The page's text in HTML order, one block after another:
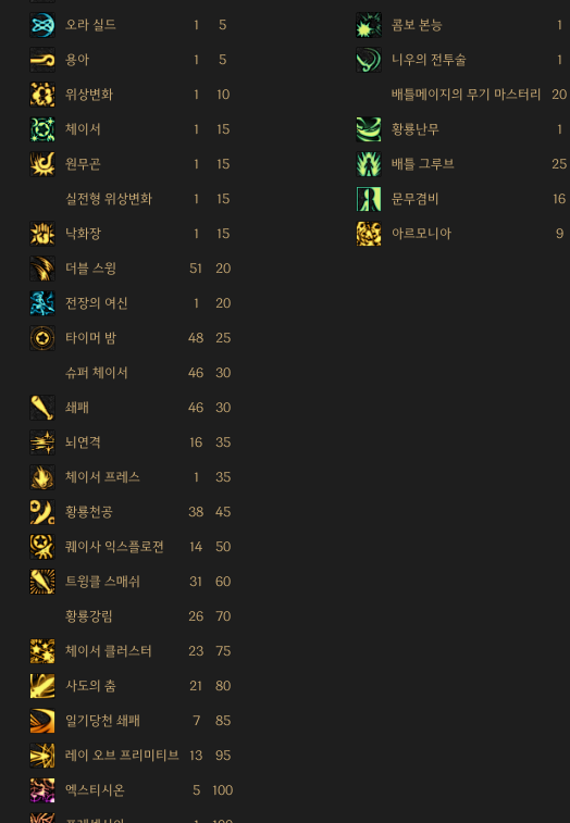
오라 실드 1 5
용아 1 5
위상변화 1 10
체이서 1 15
원무곤 1 15
실전형 위상변화 1 15
낙화장 1 15
더블 스윙 51 20
전장의 여신 1 20
타이머 밤 48 25
슈퍼 체이서 46 30
쇄패 46 30
뇌연격 16 35
체이서 프레스 1 35
황룡천공 38 45
퀘이사 익스플로젼 14 50
트윙클 스매쉬 31 60
황룡강림 26 70
체이서 클러스터 23 75
사도의 춤 21 80
일기당천 쇄패 7 85
레이 오브 프리미티브 13 95
엑스티시온 5 100
콤보 본능 1
니우의 전투술 1
배틀메이지의 무기 마스터리 20
황룡난무 1
배틀 그루브 25
문무겸비 16
아르모니아 9